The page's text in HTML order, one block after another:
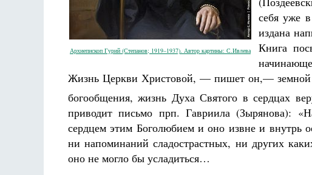
Архиепископ Гурий (Степанов; 1919–1937). Автор картины: С.Ивлева
себя уже
издана
Книга
Жизнь Церкви Христовой, — пишет он,— земной
богообщения, жизнь Духа Святого в сердцах
приводит письмо прп. Гавриила (Зырянова):
сердцем этим Боголюбием и оно извне и внутрь
ни напоминаний сладострастных, ни других
оно не могло бы усладиться…
Разлуки не будет
Фредерика де Грааф Как найти